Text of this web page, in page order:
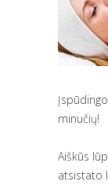
minučių!
Aiškūs
atsistato